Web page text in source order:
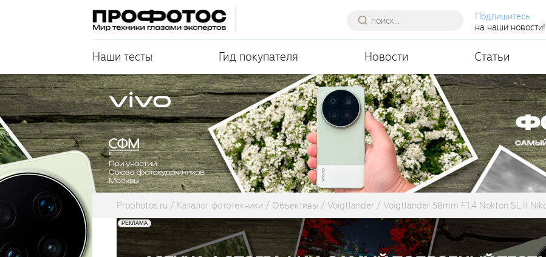
Подпишитесь
на наши новости!
Наши тесты Гид покупателя Новости Статьи
Prophotos.ru Каталог фототехники Объективы Voigtlander Voigtlander 58mm F1.4 Nokton SL II